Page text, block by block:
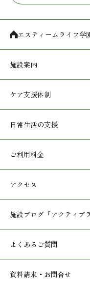
エスティームライフ学
施設案内
ケア支援体制
日常生活の支援
ご利用料金
アクセス
施設ブログ 『アクティブ
よくあるご質問
資料請求・お問合せ